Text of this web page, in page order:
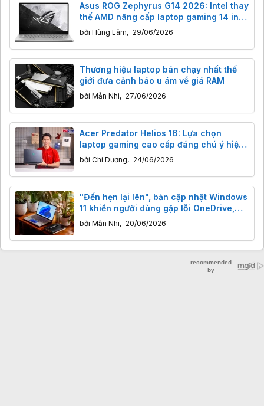
Asus ROG Zephyrus G14 2026: Intel thay
thế AMD nâng cấp laptop gaming 14 inch
cỡ nào?
bởi Hùng Lâm, 29/06/2026
Thương hiệu laptop bán chạy nhất thế
giới đưa cảnh báo u ám về giá RAM
bởi Mẫn Nhi, 27/06/2026
Acer Predator Helios 16: Lựa chọn
laptop gaming cao cấp đáng chú ý hiện
nay
bởi Chi Dương, 24/06/2026
"Đến hẹn lại lên", bản cập nhật Windows
11 khiến người dùng gặp lỗi OneDrive,
Dropbox và File Explorer
bởi Mẫn Nhi, 20/06/2026